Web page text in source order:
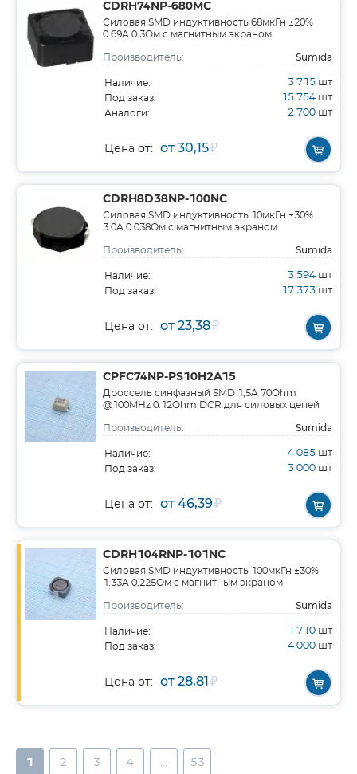
CDRH74NP-680MC
Силовая SMD индуктивность 68мкГн ±20%
0.69A 0.3Ом c магнитным экраном
Производитель: Sumida
Наличие: 3 715 шт
Под заказ: 15 754 шт
Аналоги: 2 700 шт
Цена от: от 30,15₽
CDRH8D38NP-100NC
Силовая SMD индуктивность 10мкГн ±30%
3.0A 0.038Ом c магнитным экраном
Производитель: Sumida
Наличие: 3 594 шт
Под заказ: 17 373 шт
Цена от: от 23,38₽
CPFC74NP-PS10H2A15
Дроссель синфазный SMD 1,5A 70Ohm
@100MHz 0.12Ohm DCR для силовых цепей
Производитель: Sumida
Наличие: 4 085 шт
Под заказ: 3 000 шт
Цена от: от 46,39₽
CDRH104RNP-101NC
Силовая SMD индуктивность 100мкГн ±30%
1.33A 0.225Ом c магнитным экраном
Производитель: Sumida
Наличие: 1 710 шт
Под заказ: 4 000 шт
Цена от: от 28,81₽
1 2 3 4 ... 53